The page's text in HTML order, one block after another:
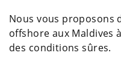
Nous vous proposons
offshore aux Maldives
des conditions sûres.